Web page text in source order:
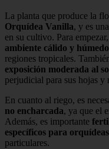
La planta que produce la
Orquídea Vanilla, y es
en su cultivo. Para
ambiente cálido y húmedo
regiones tropicales.
exposición moderada al
perjudicial para sus hojas y
En cuanto al riego, es
no encharcada, ya que el
Además, es importante
específicos para orquídeas
particulares.